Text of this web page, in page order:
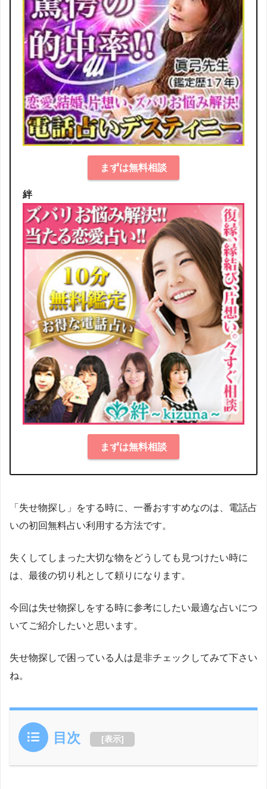
まずは無料相談
絆
まずは無料相談
「失せ物探し」をする時に、一番おすすめなのは、電話占
いの初回無料占い利用する方法です。
失くしてしまった大切な物をどうしても見つけたい時に
は、最後の切り札として頼りになります。
今回は失せ物探しをする時に参考にしたい最適な占いにつ
いてご紹介したいと思います。
失せ物探しで困っている人は是非チェックしてみて下さい
ね。
目次 [表示]